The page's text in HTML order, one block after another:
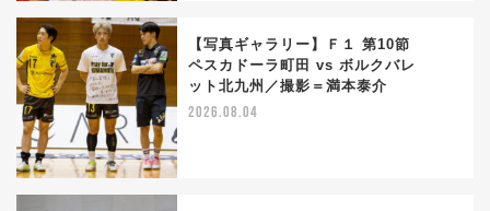
【写真ギャラリー】Ｆ１ 第10節
ペスカドーラ町田 vs ボルクバレ
ット北九州／撮影＝満本泰介
2026.08.04